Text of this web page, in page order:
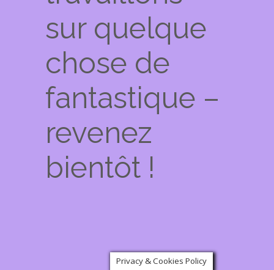
sur quelque
chose de
fantastique –
revenez
bientôt !
Privacy & Cookies Policy